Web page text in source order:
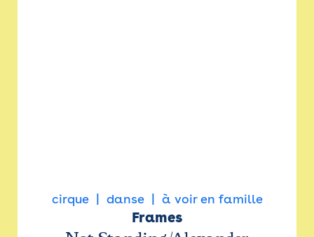
cirque danse à voir en famille
Frames